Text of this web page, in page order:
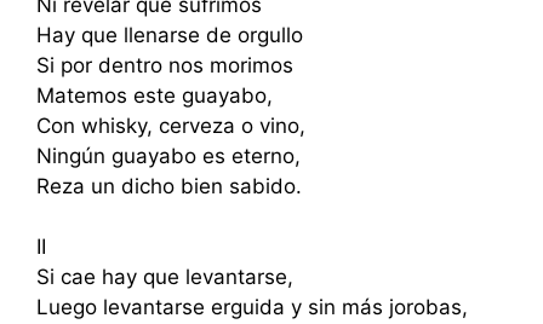
Hay que llenarse de orgullo
Si por dentro nos morimos
Matemos este guayabo,
Con whisky, cerveza o vino,
Ningún guayabo es eterno,
Reza un dicho bien sabido.
II
Si cae hay que levantarse,
Luego levantarse erguida y sin más jorobas,